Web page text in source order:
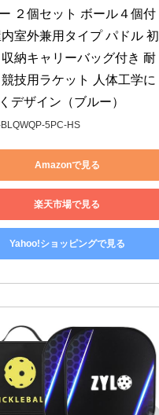
２個セット ボール４個付
内室外兼用タイプ パドル 初
納キャリーバッグ付き 耐
技用ラケット 人体工学に
デザイン（ブルー）
5PC-HS
Amazonで見る
楽天市場で見る
Yahoo!ショッピングで見る